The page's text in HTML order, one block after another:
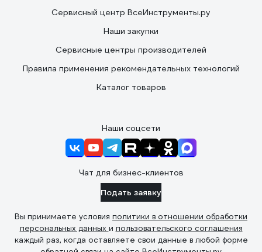
Сервисный центр ВсеИнструменты.ру
Наши закупки
Сервисные центры производителей
Правила применения рекомендательных технологий
Каталог товаров
Наши соцсети
Чат для бизнес-клиентов
Подать заявку
Вы принимаете условия политики в отношении обработки
персональных данных и пользовательского соглашения
каждый раз, когда оставляете свои данные в любой форме